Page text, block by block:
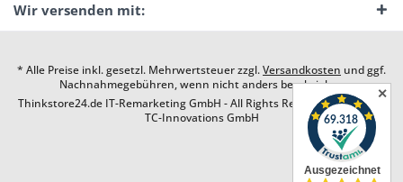
Wir versenden mit:
* Alle Preise inkl. gesetzl. Mehrwertsteuer zzgl.Versandkosten und ggf.
Nachnahmegebühren, wenn nicht anders beschrieben
Thinkstore24.de IT-Remarketing GmbH - All Rights Reserved. Design by
TC-Innovations GmbH
✕